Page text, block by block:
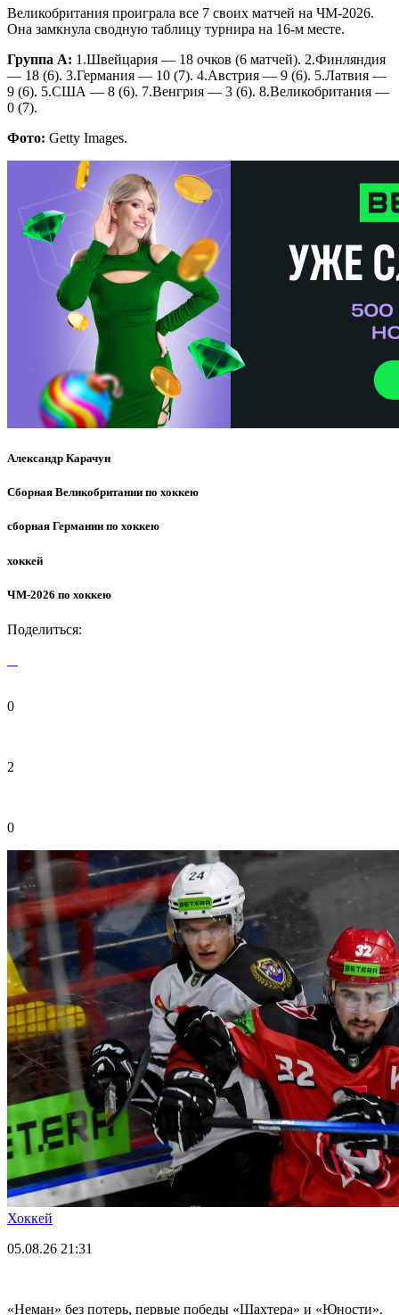
Великобритания проиграла все 7 своих матчей на ЧМ-2026.
Она замкнула сводную таблицу турнира на 16-м месте.
Группа А: 1.Швейцария — 18 очков (6 матчей). 2.Финляндия
— 18 (6). 3.Германия — 10 (7). 4.Австрия — 9 (6). 5.Латвия —
9 (6). 5.США — 8 (6). 7.Венгрия — 3 (6). 8.Великобритания —
0 (7).
Фото: Getty Images.
Александр Карачун
Сборная Великобритании по хоккею
сборная Германии по хоккею
хоккей
ЧМ-2026 по хоккею
Поделиться:
0
2
0
Хоккей
05.08.26 21:31
«Неман» без потерь, первые победы «Шахтера» и «Юности».